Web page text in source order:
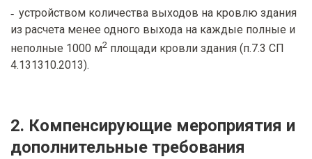
устройством количества выходов на кровлю здания
из расчета менее одного выхода на каждые полные и
неполные 1000 м2 площади кровли здания (п.7.3 СП
4.131310.2013).
2. Компенсирующие мероприятия и
дополнительные требования